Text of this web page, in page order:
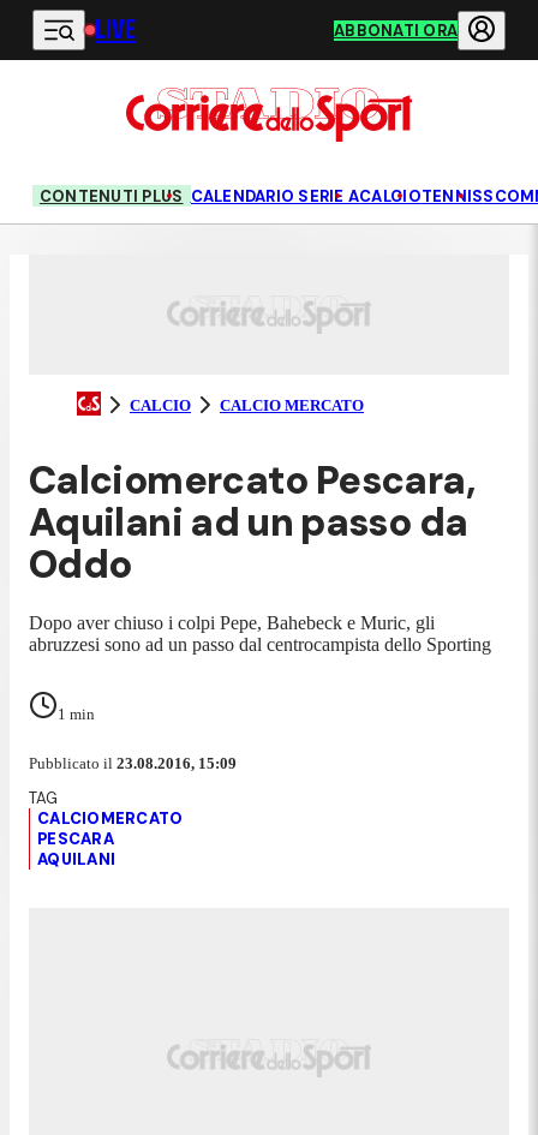
Vai al contenuto principale
LIVE ABBONATI ORA
CONTENUTI PLUS CALENDARIO SERIE ACALCIOTENNIS
CALCIO CALCIO MERCATO
Calciomercato Pescara,
Aquilani ad un passo da
Oddo
Dopo aver chiuso i colpi Pepe, Bahebeck e Muric, gli
abruzzesi sono ad un passo dal centrocampista dello Sporting
1 min
Pubblicato il 23.08.2016, 15:09
CALCIOMERCATO
PESCARA
AQUILANI